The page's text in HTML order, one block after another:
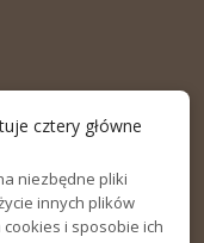
cztery główne
niezbędne pliki
innych plików
cookies i sposobie ich